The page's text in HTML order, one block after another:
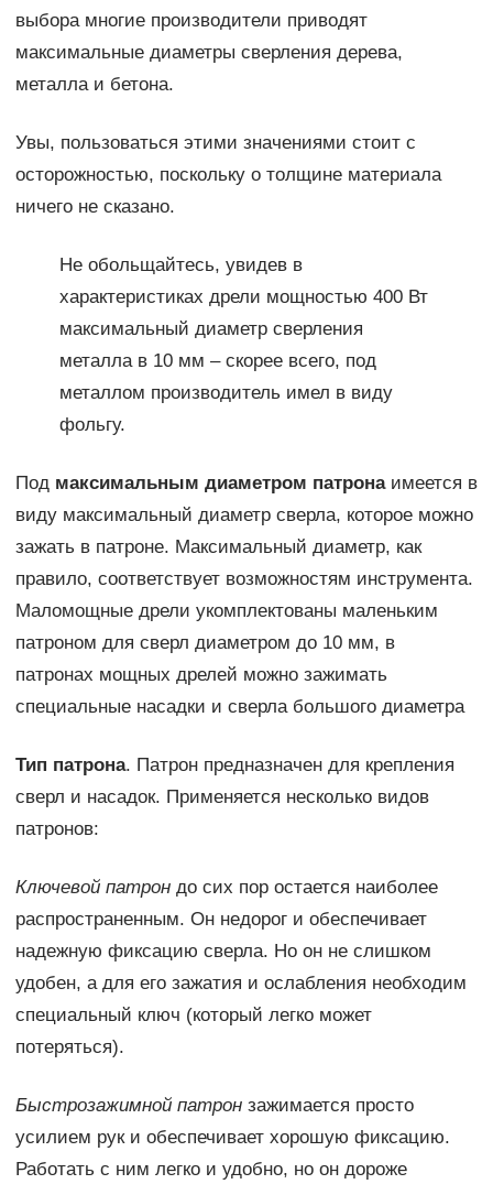
выбора многие производители приводят
максимальные диаметры сверления дерева,
металла и бетона.
Увы, пользоваться этими значениями стоит с
осторожностью, поскольку о толщине материала
ничего не сказано.
Не обольщайтесь, увидев в
характеристиках дрели мощностью 400 Вт
максимальный диаметр сверления
металла в 10 мм – скорее всего, под
металлом производитель имел в виду
фольгу.
Под максимальным диаметром патронаимеется в
виду максимальный диаметр сверла, которое можно
зажать в патроне. Максимальный диаметр, как
правило, соответствует возможностям инструмента.
Маломощные дрели укомплектованы маленьким
патроном для сверл диаметром до 10 мм, в
патронах мощных дрелей можно зажимать
специальные насадки и сверла большого диаметра
Тип патрона. Патрон предназначен для крепления
сверл и насадок. Применяется несколько видов
патронов:
Ключевой патрондо сих пор остается наиболее
распространенным. Он недорог и обеспечивает
надежную фиксацию сверла. Но он не слишком
удобен, а для его зажатия и ослабления необходим
специальный ключ (который легко может
потеряться).
Быстрозажимной патронзажимается просто
усилием рук и обеспечивает хорошую фиксацию.
Работать с ним легко и удобно, но он дороже